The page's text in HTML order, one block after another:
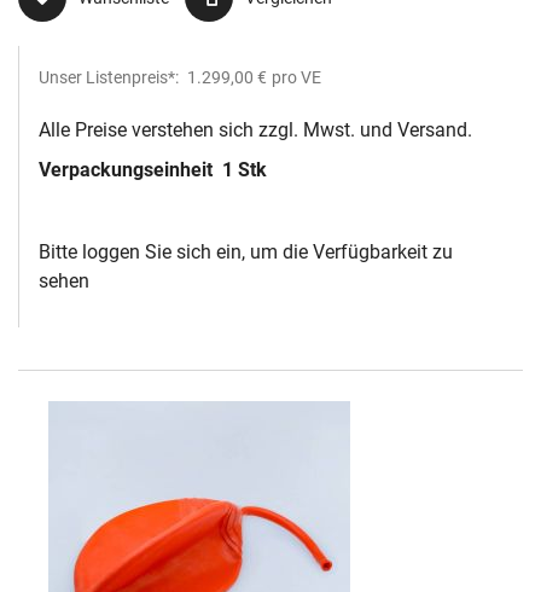
Unser Listenpreis*: 1.299,00 € pro VE
Alle Preise verstehen sich zzgl. Mwst. und Versand.
Verpackungseinheit 1 Stk
Bitte loggen Sie sich ein, um die Verfügbarkeit zu
sehen